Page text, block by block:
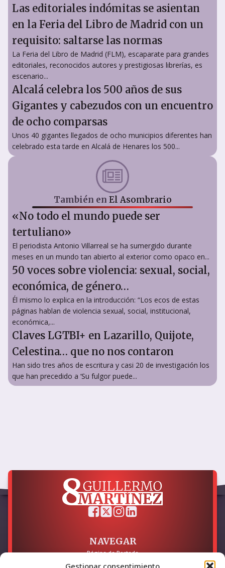
Gestionar consentimiento
Las editoriales indómitas se asientan
en la Feria del Libro de Madrid con un
requisito: saltarse las normas
La Feria del Libro de Madrid (FLM), escaparate para grandes
editoriales, reconocidos autores y prestigiosas librerías, es
escenario...
Alcalá celebra los 500 años de sus
Gigantes y cabezudos con un encuentro
de ocho comparsas
Unos 40 gigantes llegados de ocho municipios diferentes han
celebrado esta tarde en Alcalá de Henares los 500...
También en El Asombrario
«No todo el mundo puede ser
tertuliano»
El periodista Antonio Villarreal se ha sumergido durante
meses en un mundo tan abierto al exterior como opaco en...
50 voces sobre violencia: sexual, social,
económica, de género…
Él mismo lo explica en la introducción: “Los ecos de estas
páginas hablan de violencia sexual, social, institucional,
económica,...
Claves LGTBI+ en Lazarillo, Quijote,
Celestina… que no nos contaron
Han sido tres años de escritura y casi 20 de investigación los
que han precedido a ‘Su fulgor puede...
NAVEGAR
Página de Portada